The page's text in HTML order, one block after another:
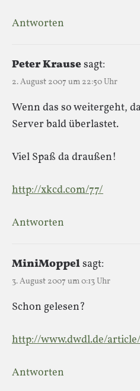
Antworten
Peter Krausesagt:
2. August 2007 um 22:50 Uhr
Wenn das so weitergeht,
Server bald überlastet.
Viel Spaß da draußen!
http://xkcd.com/77/
Antworten
MiniMoppelsagt:
3. August 2007 um 0:13 Uhr
Schon gelesen?
http://www.dwdl.de/
Antworten